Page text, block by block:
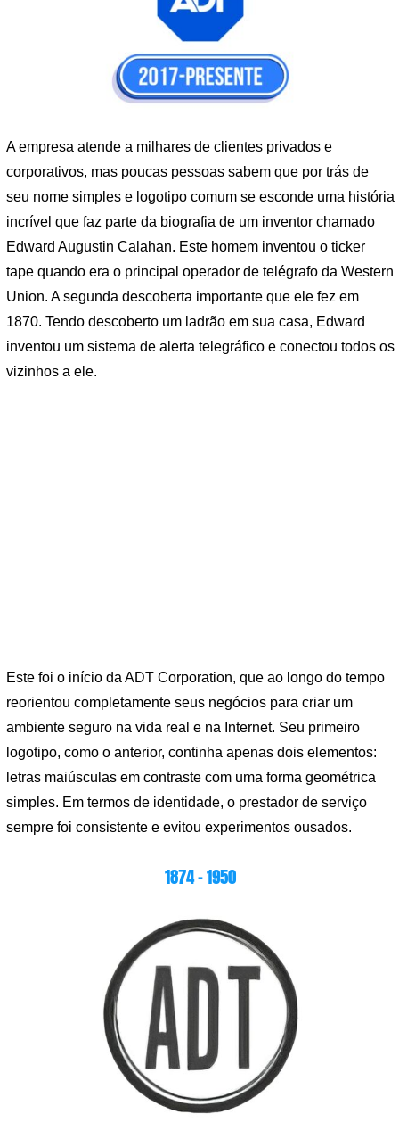
A empresa atende a milhares de clientes privados e
corporativos, mas poucas pessoas sabem que por trás de
seu nome simples e logotipo comum se esconde uma história
incrível que faz parte da biografia de um inventor chamado
Edward Augustin Calahan. Este homem inventou o ticker
tape quando era o principal operador de telégrafo da Western
Union. A segunda descoberta importante que ele fez em
1870. Tendo descoberto um ladrão em sua casa, Edward
inventou um sistema de alerta telegráfico e conectou todos os
vizinhos a ele.
Este foi o início da ADT Corporation, que ao longo do tempo
reorientou completamente seus negócios para criar um
ambiente seguro na vida real e na Internet. Seu primeiro
logotipo, como o anterior, continha apenas dois elementos:
letras maiúsculas em contraste com uma forma geométrica
simples. Em termos de identidade, o prestador de serviço
sempre foi consistente e evitou experimentos ousados.
1874 – 1950